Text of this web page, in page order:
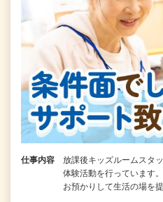
仕事内容
放課後キッズルームスタ
体験活動を行っています
お預かりして生活の場を